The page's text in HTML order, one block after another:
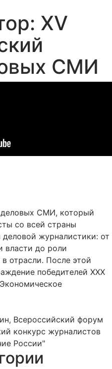
XV
СМИ
СМИ, который
со всей страны
журналистики: от
власти до роли
в отрасли. После этой
победителей XXX
Всероссийский форум
конкурс журналистов
России"